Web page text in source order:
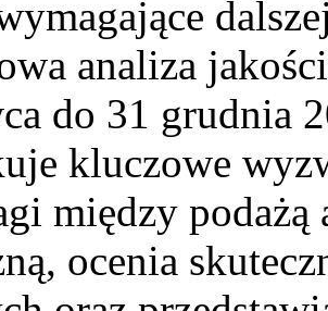
analiza
do 31 grudnia
kluczowe
między podażą
ocenia